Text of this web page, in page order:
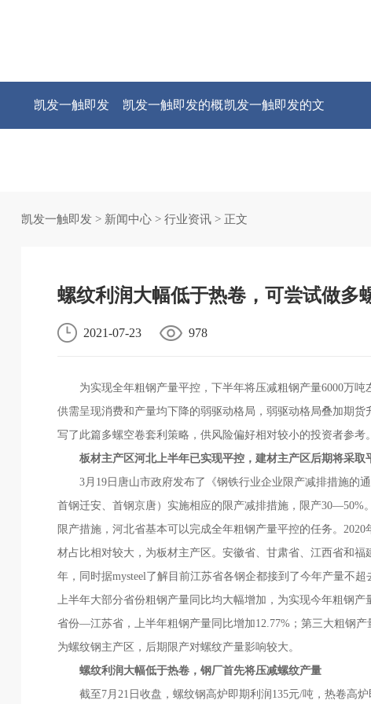
凯发一触即发 凯发一触即发的概凯发一触即发的文
凯发一触即发> 新闻中心> 行业资讯> 正文
螺纹利润大幅低于热卷，可尝试做多
2021-07-23 978
为实现全年粗钢产量平控，下半年将压减粗钢产量6000万吨
供需呈现消费和产量均下降的弱驱动格局，弱驱动格局叠加期
写了此篇多螺空卷套利策略，供风险偏好相对较小的投资者参考。
板材主产区河北上半年已实现平控，建材主产区后期将采取
3月19日唐山市政府发布了《钢铁行业企业限产减排措施的通
首钢迁安、首钢京唐）实施相应的限产减排措施，限产30—50%
限产措施，河北省基本可以完成全年粗钢产量平控的任务。
材占比相对较大，为板材主产区。安徽省、甘肃省、江西省和
年，同时据mysteel了解目前江苏省各钢企都接到了今年产量不
上半年大部分省份粗钢产量同比均大幅增加，为实现今年粗钢
省份—江苏省，上半年粗钢产量同比增加12.77%；第三大粗钢
为螺纹钢主产区，后期限产对螺纹产量影响较大。
螺纹利润大幅低于热卷，钢厂首先将压减螺纹产量
截至7月21日收盘，螺纹钢高炉即期利润135元/吨，热卷高炉